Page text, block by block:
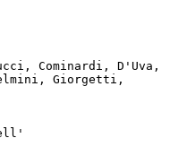
Cominardi, D'Uva,
Giorgetti,